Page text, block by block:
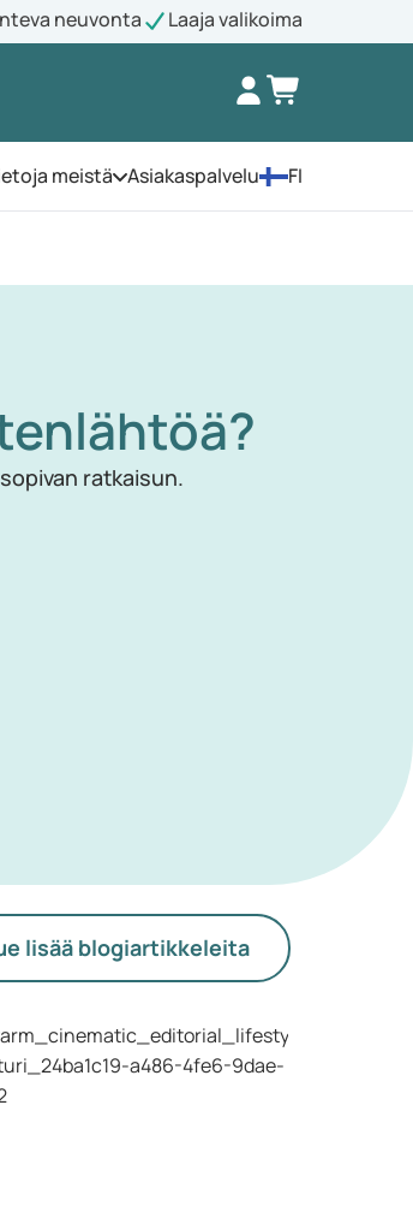
neuvonta Laaja valikoima
meistä Avaa valikko
Asiakaspalvelu FI
ratkaisun.
lisää blogiartikkeleita